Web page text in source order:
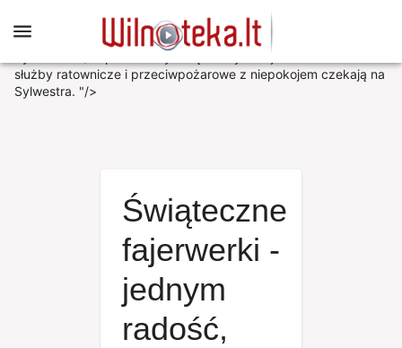
Sprzedawcy świątecznych fajerwerków oraz służby
ratownicze i przeciwpożarowe z niepokojem czekają na
służby ratownicze i przeciwpożarowe z niepokojem czekają na
Sylwestra. "/>
Świąteczne
fajerwerki -
jednym
radość,